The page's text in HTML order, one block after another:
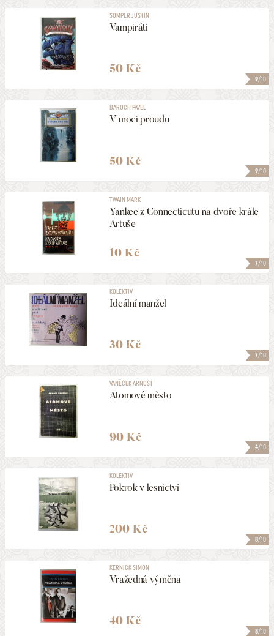
9/10
SOMPER JUSTIN
Vampiráti
50 Kč
9/10
BAROCH PAVEL
V moci proudu
50 Kč
7/10
TWAIN MARK
Yankee z Connecticutu na dvoře krále
Artuše
10 Kč
7/10
KOLEKTIV
Ideální manžel
30 Kč
4/10
VANĚČEK ARNOŠT
Atomové město
90 Kč
8/10
KOLEKTIV
Pokrok v lesnictví
200 Kč
8/10
KERNICK SIMON
Vražedná výměna
40 Kč